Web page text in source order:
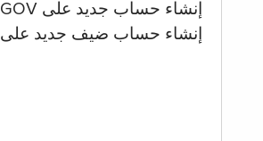
إنشاء حساب جديد على NY.GOV
إنشاء حساب ضيف جديد على SNAP